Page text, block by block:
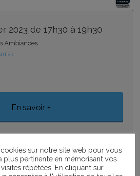
2023 de 17h30 à 19h30
Ambiances
En savoir +
+ ICAL IMPORT
sur notre site web pour vous
plus pertinente en mémorisant vos
répétées. En cliquant sur